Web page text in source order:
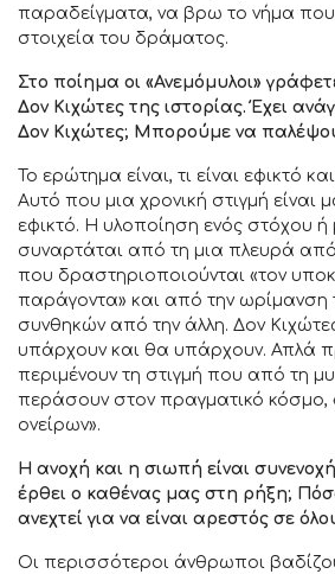
παραδείγματα, να βρω το νήμα που
στοιχεία του δράματος.
Στο ποίημα οι «Ανεμόμυλοι»
Δον Κιχώτες της ιστορίας. Έχει
Δον Κιχώτες; Μπορούμε να
Το ερώτημα είναι, τι είναι εφικτό
Αυτό που μια χρονική στιγμή είναι
εφικτό. Η υλοποίηση ενός στόχου ή
συναρτάται από τη μια πλευρά
που δραστηριοποιούνται «τον
παράγοντα» και από την ωρίμανση
συνθηκών από την άλλη. Δον
υπάρχουν και θα υπάρχουν. Απλά
περιμένουν τη στιγμή που από τη
περάσουν στον πραγματικό κόσμο,
ονείρων».
Η ανοχή και η σιωπή είναι
έρθει ο καθένας μας στη ρήξη;
ανεχτεί για να είναι αρεστός σε
Οι περισσότεροι άνθρωποι